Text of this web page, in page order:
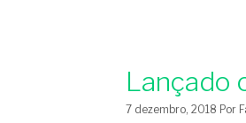
Lançado
7 dezembro, 2018 Por